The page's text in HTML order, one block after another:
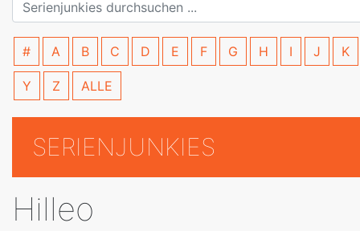
# A B C D E F G H I J K
Y Z ALLE
SERIENJUNKIES
Hilleo